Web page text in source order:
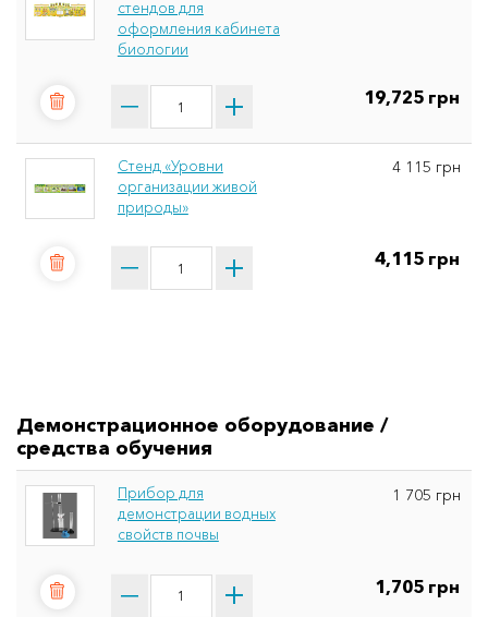
стендов для
оформления кабинета
биологии
19,725 грн
Стенд «Уровни
организации живой
природы»
4 115 грн
4,115 грн
Демонстрационное оборудование /
средства обучения
Прибор для
демонстрации водных
свойств почвы
1 705 грн
1,705 грн